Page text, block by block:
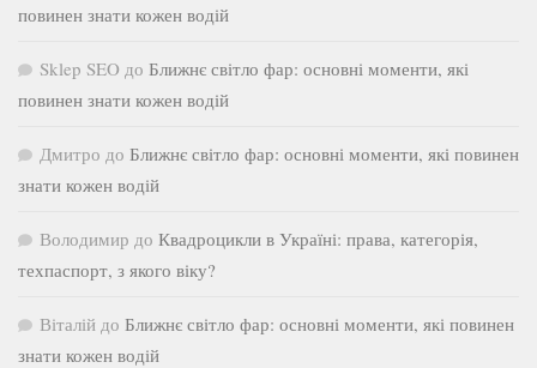
повинен знати кожен водій
Sklep SEO до Ближнє світло фар: основні моменти, які
повинен знати кожен водій
Дмитро до Ближнє світло фар: основні моменти, які повинен
знати кожен водій
Володимир до Квадроцикли в Україні: права, категорія,
техпаспорт, з якого віку?
Віталій до Ближнє світло фар: основні моменти, які повинен
знати кожен водій